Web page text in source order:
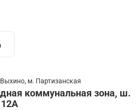
м. Партизанская
коммунальная зона, ш.